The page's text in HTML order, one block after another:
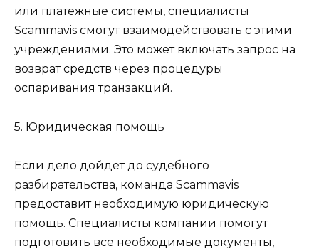
или платежные системы, специалисты
Scammavis смогут взаимодействовать с этими
учреждениями. Это может включать запрос на
возврат средств через процедуры
оспаривания транзакций.
5. Юридическая помощь
Если дело дойдет до судебного
разбирательства, команда Scammavis
предоставит необходимую юридическую
помощь. Специалисты компании помогут
подготовить все необходимые документы,